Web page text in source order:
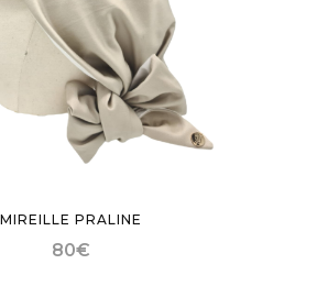
MIREILLE PRALINE
80€